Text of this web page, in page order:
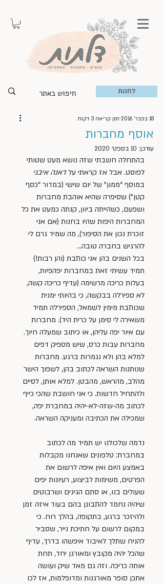
לחנות
אוסף מחברות
18 בפבר׳ 2016 זמן קריאה 3 דקות
עודכן: 10 בספט׳ 2020
בהתחלה חשבתי שזה נושא מעט שטותי
לפוסט. אבל אז קראתי על דאנה איבגי
במוסף “ממון” של יום שישי (במדור “כסף
קטן”) שסיפרה שהיא אוהבת מחברות
ושפעם, כשהייתה ביוון, קנתה כמעט את כל
המחברות היפות שהיו בחנות (אם אני
זוכרת נכון את הסיפור), מה שמיד גרם לי
להרגיש בחברה טובה…
בכל השנים בהן אני כותבת (והן רבות!)
תמיד עשיתי זאת במחברות יפהפיות,
בעלות כריכה מרשימה (עדיף כריכה קשה,
לא ספירלה בבקשה, כי בהיותי ימנית
שכותבת מימין לשמאל, הספירלה תמיד
משאירה לי סימן על כרית היד). מחברות
עם איור יפה עליהן, או כיתוב שמעלה חיוך.
מחברות עבות כרס, שיש מספיק דפים
למלא בהן ולא נגמרות ברגע. מחברות
שנותנות השראה לכתוב בהן, לשפוך הישר
מהלב, מהראש, מהבטן. למלא אותן, לסיים
ולהתחיל חדשות. כי אני חושבת שהכי כייף
לכתוב מה-שזה-לא-יהיה במחברת יפה,
שמכילה את הכתיבה ומעניקה השראה.
נדמה שלכולנו יש תמיד מה לכתוב
במחברת: טלפונים שאנחנו מקבלות
באמצע היום ואין איפה לרשום את
הפרטים, משימות לביצוע, רעיונות יפים
שעולים בנו, או סתם הגיגים ושרבוטים
שיהיה נחמד להתבונן בהם בעוד איזה זמן
ולהיזכר ברגע, בתקופה, בהלך רוח. כי
במקום לרשום על חתיכת נייר, שסביר
להניח שתלך לאיבוד איפשהו בדרך, עדיף
שהכל יהיה מקובץ ומאורגן יחד, תחת
אותה כריכה. וזה גם מאד שיק ועושה
אתכן סופר מאורגנות ומדופלמות, אז לכו